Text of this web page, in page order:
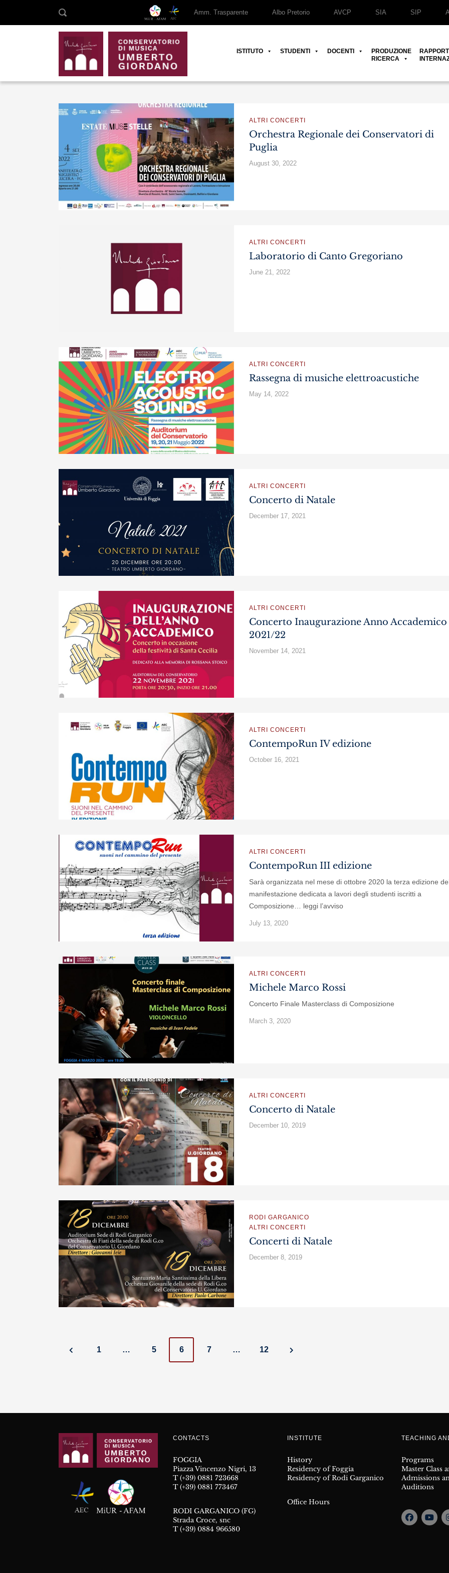
Amm. Trasparente Albo Pretorio AVCP SIA SIP
ISTITUTO STUDENTI DOCENTI
PRODUZIONE
RICERCA
ALTRI CONCERTI
Orchestra Regionale dei Conservatori di
Puglia
August 30, 2022
ALTRI CONCERTI
Laboratorio di Canto Gregoriano
June 21, 2022
ALTRI CONCERTI
Rassegna di musiche elettroacustiche
May 14, 2022
ALTRI CONCERTI
Concerto di Natale
December 17, 2021
ALTRI CONCERTI
Concerto Inaugurazione Anno Accademico
2021/22
November 14, 2021
ALTRI CONCERTI
ContempoRun IV edizione
October 16, 2021
ALTRI CONCERTI
ContempoRun III edizione
Sarà organizzata nel mese di ottobre 2020 la terza edizione
manifestazione dedicata a lavori degli studenti iscritti a
Composizione… leggi l’avviso
July 13, 2020
ALTRI CONCERTI
Michele Marco Rossi
Concerto Finale Masterclass di Composizione
March 3, 2020
ALTRI CONCERTI
Concerto di Natale
December 10, 2019
RODI GARGANICO
ALTRI CONCERTI
Concerti di Natale
December 8, 2019
Posts
navigation
1 … 5 6 7 … 12
CONTACTS
FOGGIA
Piazza Vincenzo Nigri, 13
T (+39) 0881 723668
T (+39) 0881 773467
RODI GARGANICO (FG)
Strada Croce, snc
T (+39) 0884 966580
INSTITUTE
History
Residency of Foggia
Residency of Rodi Garganico
Office Hours
TEACHING
Programs
Master Class
Admissions
Auditions